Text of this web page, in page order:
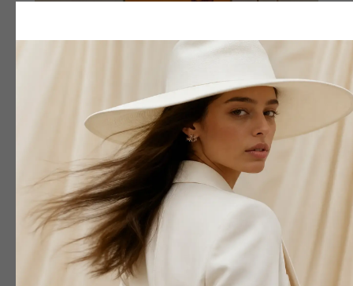
Производство в передовых странах с
высокими стандартами к изготовлению БАДов